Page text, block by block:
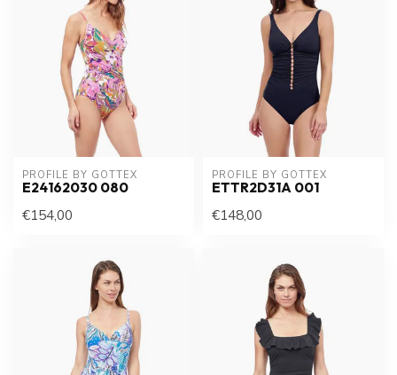
PROFILE BY GOTTEX
E24162030 080
€154,00
PROFILE BY GOTTEX
ETTR2D31A 001
€148,00